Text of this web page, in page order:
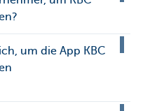
um die App KBC